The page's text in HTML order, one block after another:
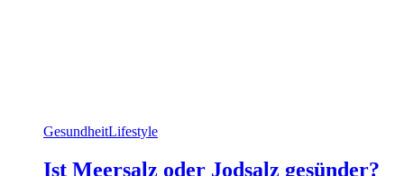
GesundheitLifestyle
Ist Meersalz oder Jodsalz gesünder?